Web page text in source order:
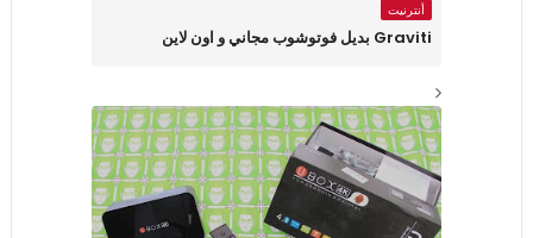
أنترنيت
Graviti بديل فوتوشوب مجاني و اون لاين